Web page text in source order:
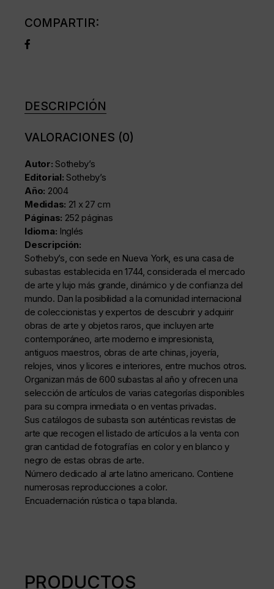
COMPARTIR:
DESCRIPCIÓN
VALORACIONES (0)
Autor:Sotheby’s
Editorial: Sotheby’s
Año: 2004
Medidas: 21 x 27 cm
Páginas: 252 páginas
Idioma: Inglés
Descripción:
Sotheby’s, con sede en Nueva York, es una casa de
subastas establecida en 1744, considerada el mercado
de arte y lujo más grande, dinámico y de confianza del
mundo. Dan la posibilidad a la comunidad internacional
de coleccionistas y expertos de descubrir y adquirir
obras de arte y objetos raros, que incluyen arte
contemporáneo, arte moderno e impresionista,
antiguos maestros, obras de arte chinas, joyería,
relojes, vinos y licores e interiores, entre muchos otros.
Organizan más de 600 subastas al año y ofrecen una
selección de artículos de varias categorías disponibles
para su compra inmediata o en ventas privadas.
Sus catálogos de subasta son auténticas revistas de
arte que recogen el listado de artículos a la venta con
gran cantidad de fotografías en color y en blanco y
negro de estas obras de arte.
Número dedicado al arte latino americano. Contiene
numerosas reproducciones a color.
Encuadernación rústica o tapa blanda.
PRODUCTOS